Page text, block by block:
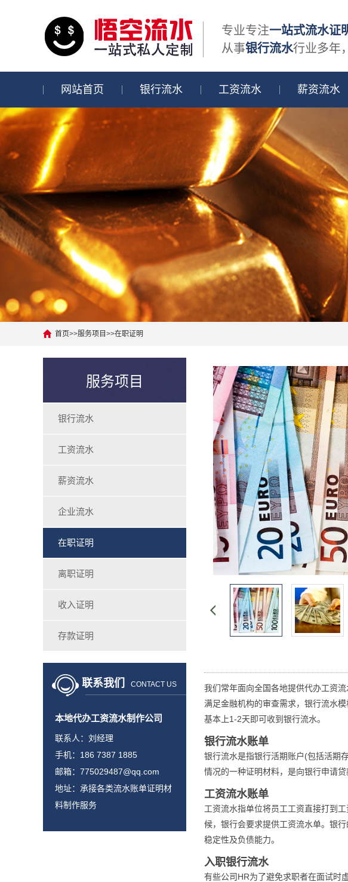
专业专注一站式流水证
从事银行流水行业多年
网站首页 银行流水 工资流水 薪资流水
首页>>服务项目 >>在职证明
服务项目
银行流水
工资流水
薪资流水
企业流水
在职证明
离职证明
收入证明
存款证明
联系我们 CONTACT US
本地代办工资流水制作公司
联系人：刘经理
手机：186 7387 1885
邮箱：775029487@qq.com
地址：承接各类流水账单证明材
料制作服务
我们常年面向全国各地提供代办工资
满足金融机构的审查需求，银行流水
基本上1-2天即可收到银行流水。
银行流水账单
银行流水是指银行活期账户(包括活期
情况的一种证明材料，是向银行申请贷
工资流水账单
工资流水指单位将员工工资直接打到
候，银行会要求提供工资流水单。银
稳定性及负债能力。
入职银行流水
有些公司HR为了避免求职者在面试时